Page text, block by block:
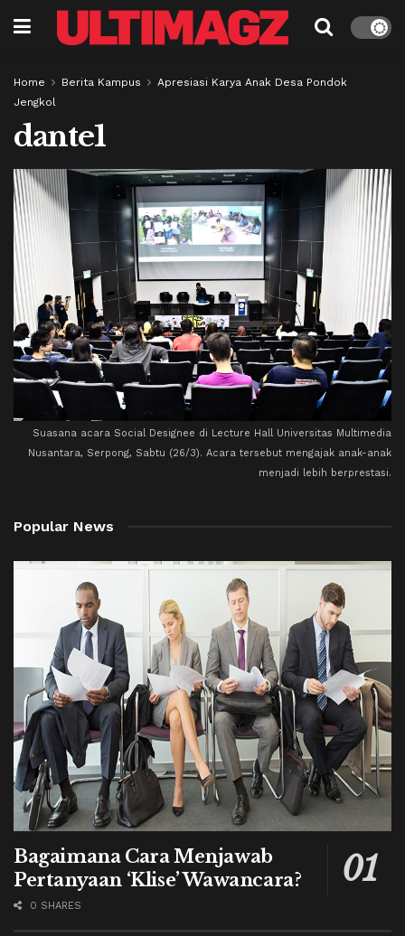
Home Berita Kampus
Apresiasi Karya Anak Desa Pondok
Jengkol
dante1
Suasana acara Social Designee di Lecture Hall Universitas Multimedia
Nusantara, Serpong, Sabtu (26/3). Acara tersebut mengajak anak-anak
menjadi lebih berprestasi.
Popular News
Bagaimana Cara Menjawab
Pertanyaan ‘Klise’ Wawancara?
0 SHARES